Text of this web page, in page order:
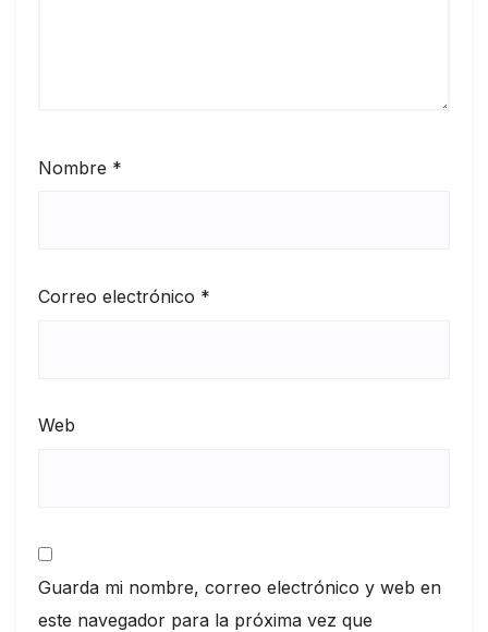
Nombre *
Correo electrónico *
Web
Guarda mi nombre, correo electrónico y web en
este navegador para la próxima vez que